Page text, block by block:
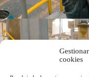
cookies